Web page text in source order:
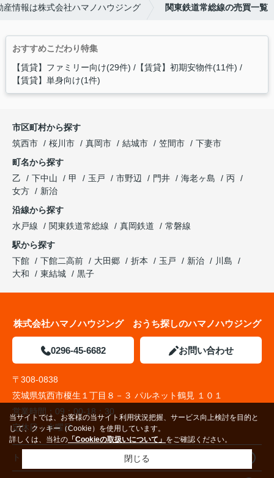
情報は株式会社ハマノハウジング 関東鉄道常総線の売買一覧
おすすめこだわり特集
【賃貸】ファミリー向け(29件) 【賃貸】初期安物件(11件)
【賃貸】単身向け(1件)
市区町村から探す
筑西市
桜川市 真岡市 結城市 笠間市
下妻市
町名から探す
乙
下中山 甲 玉戸 市野辺 門井 海老ヶ島
丙
女方
新治
沿線から探す
水戸線
関東鉄道常総線 真岡鉄道
常磐線
駅から探す
下館
下館二高前 大田郷 折本 玉戸 新治
川島
大和
東結城 黒子
株式会社ハマノハウジング おうち探しのハマノハウジング
0296-45-6682 お問い合わせ
〒308-0838
茨城県筑西市榎生１丁目８－３ パルネット鶴見 １０１
営業時間： 09：00-18：30
定休日：水曜日
トップページ
当サイトでは、お客様の当サイト利用状況把握、サービス向上検討を目的と
して、クッキー（Cookie）を使用しています。
詳しくは、当社の 「Cookieの取扱いについて」 をご確認ください。
閉じる